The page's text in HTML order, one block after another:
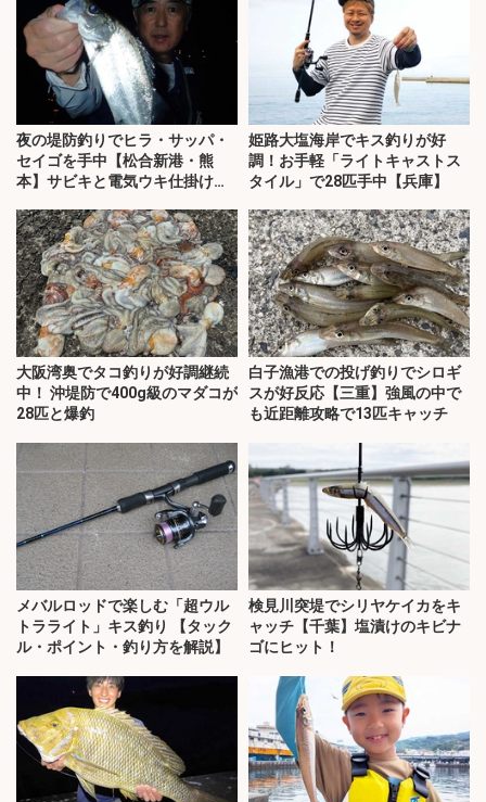
夜の堤防釣りでヒラ・サッパ・
セイゴを手中【松合新港・熊
本】サビキと電気ウキ仕掛けで
姫路大塩海岸でキス釣りが好
調！お手軽「ライトキャストス
タイル」で28匹手中【兵庫】
大阪湾奥でタコ釣りが好調継続
中！ 沖堤防で400g級のマダコが
28匹と爆釣
白子漁港での投げ釣りでシロギ
スが好反応【三重】強風の中で
も近距離攻略で13匹キャッチ
メバルロッドで楽しむ「超ウル
トラライト」キス釣り 【タック
ル・ポイント・釣り方を解説】
検見川突堤でシリヤケイカをキ
ャッチ【千葉】塩漬けのキビナ
ゴにヒット！